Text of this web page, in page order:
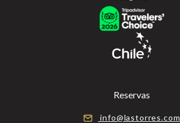
Reservas
info@lastorres.com